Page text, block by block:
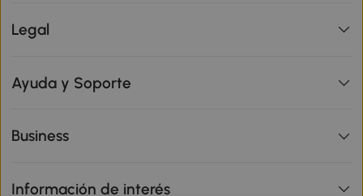
Legal
Ayuda y Soporte
Business
Información de interés